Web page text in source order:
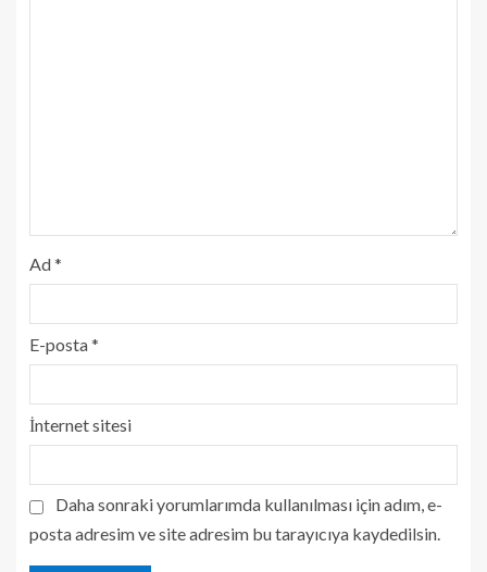
Ad*
E-posta*
İnternet sitesi
Daha sonraki yorumlarımda kullanılması için adım, e-
posta adresim ve site adresim bu tarayıcıya kaydedilsin.